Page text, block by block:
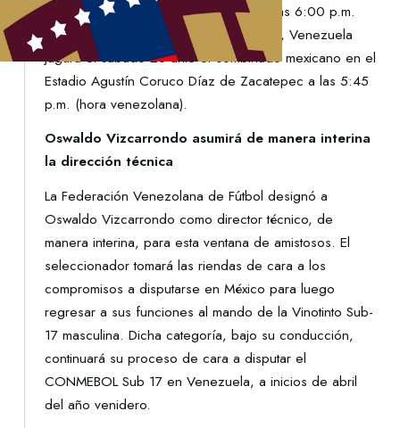
el próximo miércoles 23 de octubre a las 6:00 p.m.
(hora venezolana). Para cerrar la fecha, Venezuela
jugará el sábado 26 ante el combinado mexicano en el
Estadio Agustín Coruco Díaz de Zacatepec a las 5:45
p.m. (hora venezolana).
Oswaldo Vizcarrondo asumirá de manera interina
la dirección técnica
La Federación Venezolana de Fútbol designó a
Oswaldo Vizcarrondo como director técnico, de
manera interina, para esta ventana de amistosos. El
seleccionador tomará las riendas de cara a los
compromisos a disputarse en México para luego
regresar a sus funciones al mando de la Vinotinto Sub-
17 masculina. Dicha categoría, bajo su conducción,
continuará su proceso de cara a disputar el
CONMEBOL Sub 17 en Venezuela, a inicios de abril
del año venidero.